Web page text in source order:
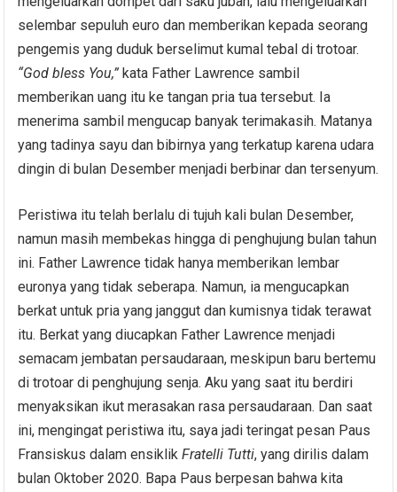
selembar sepuluh euro dan memberikan kepada seorang
pengemis yang duduk berselimut kumal tebal di trotoar.
“God bless You,” kata Father Lawrence sambil
memberikan uang itu ke tangan pria tua tersebut. Ia
menerima sambil mengucap banyak terimakasih. Matanya
yang tadinya sayu dan bibirnya yang terkatup karena udara
dingin di bulan Desember menjadi berbinar dan tersenyum.
Peristiwa itu telah berlalu di tujuh kali bulan Desember,
namun masih membekas hingga di penghujung bulan tahun
ini. Father Lawrence tidak hanya memberikan lembar
euronya yang tidak seberapa. Namun, ia mengucapkan
berkat untuk pria yang janggut dan kumisnya tidak terawat
itu. Berkat yang diucapkan Father Lawrence menjadi
semacam jembatan persaudaraan, meskipun baru bertemu
di trotoar di penghujung senja. Aku yang saat itu berdiri
menyaksikan ikut merasakan rasa persaudaraan. Dan saat
ini, mengingat peristiwa itu, saya jadi teringat pesan Paus
Fransiskus dalam ensiklikFratelli Tutti, yang dirilis dalam
bulan Oktober 2020. Bapa Paus berpesan bahwa kita